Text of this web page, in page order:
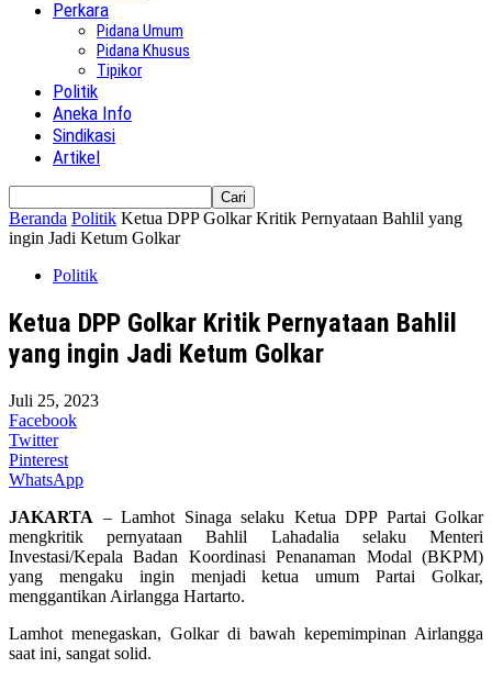
Perkara
Pidana Umum
Pidana Khusus
Tipikor
Politik
Aneka Info
Sindikasi
Artikel
Beranda Politik Ketua DPP Golkar Kritik Pernyataan Bahlil yang
ingin Jadi Ketum Golkar
Politik
Ketua DPP Golkar Kritik Pernyataan Bahlil
yang ingin Jadi Ketum Golkar
Juli 25, 2023
Facebook
Twitter
Pinterest
WhatsApp
JAKARTA – Lamhot Sinaga selaku Ketua DPP Partai Golkar
mengkritik pernyataan Bahlil Lahadalia selaku Menteri
Investasi/Kepala Badan Koordinasi Penanaman Modal (BKPM)
yang mengaku ingin menjadi ketua umum Partai Golkar,
menggantikan Airlangga Hartarto.
Lamhot menegaskan, Golkar di bawah kepemimpinan Airlangga
saat ini, sangat solid.